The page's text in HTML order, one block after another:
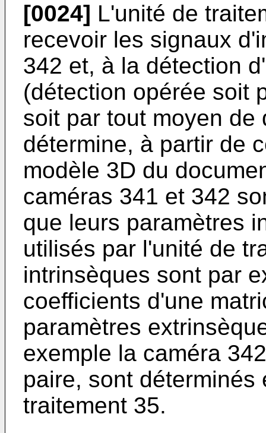
[0024] L'unité de
recevoir les signaux
342 et, à la détection
(détection opérée soit
soit par tout moyen de
détermine, à partir de
modèle 3D du
caméras 341 et 342
que leurs paramètres
utilisés par l'unité de
intrinsèques sont par
coefficients d'une
paramètres
exemple la caméra
paire, sont
traitement 35.